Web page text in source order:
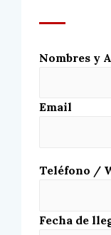
Nombres y
Email
Teléfono /
Fecha de